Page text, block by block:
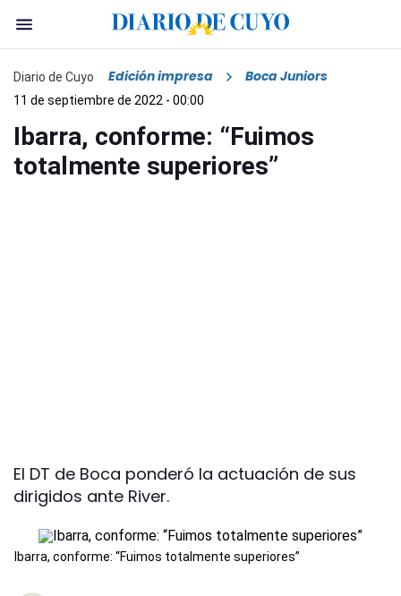
Diario de Cuyo Edición impresa Boca Juniors
11 de septiembre de 2022 - 00:00
Ibarra, conforme: “Fuimos
totalmente superiores”
El DT de Boca ponderó la actuación de sus
dirigidos ante River.
Ibarra, conforme: “Fuimos totalmente superiores”